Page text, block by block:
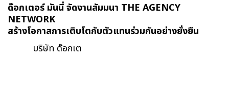
ด๊อกเตอร์ มันนี่ จัดงานสัมมนา THE AGENCY
NETWORK
สร้างโอกาสการเติบโตกับตัวแทนร่วมกันอย่างยั่งยืน
บริษัท ด๊อกเต